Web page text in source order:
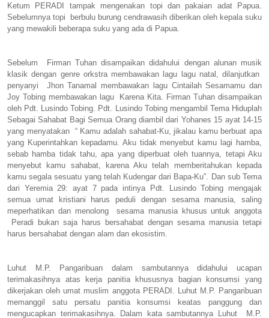
Ketum PERADI tampak mengenakan topi dan pakaian adat Papua.
Sebelumnya topi
berbulu burung cendrawasih diberikan oleh kepala suku
yang mewakili beberapa suku yang ada di Papua.
Sebelum
Firman Tuhan disampaikan didahului dengan alunan musik
klasik dengan genre orkstra membawakan lagu lagu natal, dilanjutkan
penyanyi
Jhon Tanamal membawakan lagu Cintailah Sesamamu dan
Joy Tobing membawakan lagu
Karena Kita. Firman Tuhan disampaikan
oleh Pdt. Lusindo Tobing. Pdt. Lusindo Tobing mengambil Tema Hiduplah
Sebagai Sahabat Bagi Semua Orang diambil dari Yohanes 15 ayat 14-15
yang menyatakan “ Kamu adalah sahabat-Ku, jikalau kamu berbuat apa
yang Kuperintahkan kepadamu. Aku tidak menyebut kamu lagi hamba,
sebab hamba tidak tahu, apa yang diperbuat oleh tuannya, tetapi Aku
menyebut kamu sahabat, karena Aku telah memberitahukan kepada
kamu segala sesuatu yang telah Kudengar dari Bapa-Ku”. Dan sub Tema
dari Yeremia 29: ayat 7 pada intinya Pdt. Lusindo Tobing mengajak
semua umat kristiani harus peduli dengan sesama manusia, saling
meperhatikan dan menolong
sesama manusia khusus untuk anggota
Peradi bukan saja harus bersahabat dengan sesama manusia tetapi
harus bersahabat dengan alam dan ekosistim.
Luhut M.P. Pangaribuan dalam sambutannya didahului ucapan
terimakasihnya atas kerja panitia khususnya bagian konsumsi yang
dikerjakan oleh umat muslim anggota PERADI. Luhut M.P. Pangaribuan
memanggil satu persatu panitia konsumsi keatas panggung dan
mengucapkan terimakasihnya. Dalam kata sambutannya Luhut
M.P.